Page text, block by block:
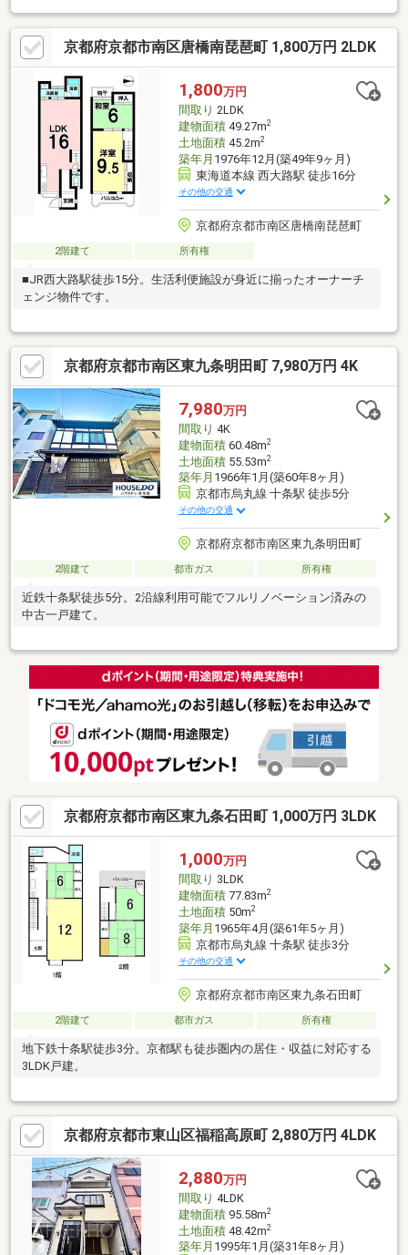
京都府京都市南区唐橋南琵琶町 1,800万円 2LDK
1,800万円
間取り 2LDK
建物面積49.27m2
土地面積45.2m2
築年月 1976年12月(築49年9ヶ月)
東海道本線 西大路駅 徒歩16分
その他の交通
京都府京都市南区唐橋南琵琶町
2階建て 所有権
■JR西大路駅徒歩15分。生活利便施設が身近に揃ったオーナーチ
ェンジ物件です。
京都府京都市南区東九条明田町 7,980万円 4K
7,980万円
間取り 4K
建物面積60.48m2
土地面積55.53m2
築年月 1966年1月(築60年8ヶ月)
京都市烏丸線 十条駅 徒歩5分
その他の交通
京都府京都市南区東九条明田町
2階建て 都市ガス 所有権
近鉄十条駅徒歩5分。2沿線利用可能でフルリノベーション済みの
中古一戸建て。
京都府京都市南区東九条石田町 1,000万円 3LDK
1,000万円
間取り 3LDK
建物面積77.83m2
土地面積50m2
築年月 1965年4月(築61年5ヶ月)
京都市烏丸線 十条駅 徒歩3分
その他の交通
京都府京都市南区東九条石田町
2階建て 都市ガス 所有権
地下鉄十条駅徒歩3分。京都駅も徒歩圏内の居住・収益に対応する
3LDK戸建。
京都府京都市東山区福稲高原町 2,880万円 4LDK
2,880万円
間取り 4LDK
建物面積95.58m2
土地面積48.42m2
築年月 1995年1月(築31年8ヶ月)